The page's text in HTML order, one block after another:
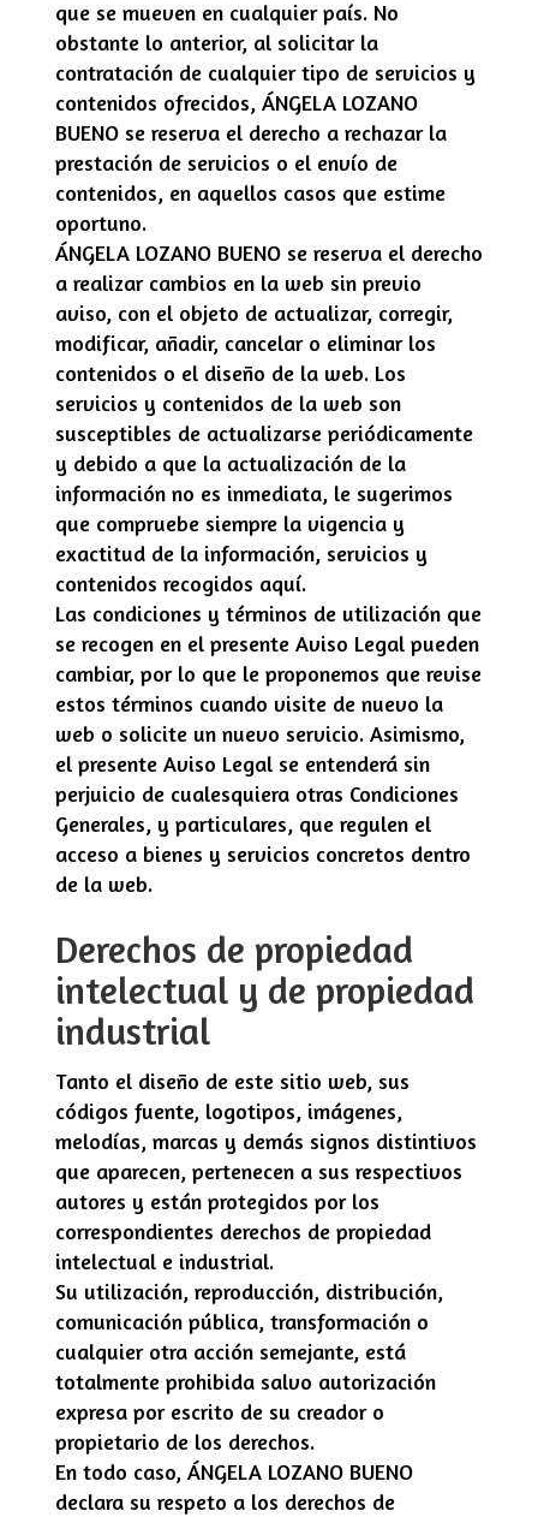
que se mueven en cualquier país. No
obstante lo anterior, al solicitar la
contratación de cualquier tipo de servicios y
contenidos ofrecidos, ÁNGELA LOZANO
BUENO se reserva el derecho a rechazar la
prestación de servicios o el envío de
contenidos, en aquellos casos que estime
oportuno.
ÁNGELA LOZANO BUENO se reserva el derecho
a realizar cambios en la web sin previo
aviso, con el objeto de actualizar, corregir,
modificar, añadir, cancelar o eliminar los
contenidos o el diseño de la web. Los
servicios y contenidos de la web son
susceptibles de actualizarse periódicamente
y debido a que la actualización de la
información no es inmediata, le sugerimos
que compruebe siempre la vigencia y
exactitud de la información, servicios y
contenidos recogidos aquí.
Las condiciones y términos de utilización que
se recogen en el presente Aviso Legal pueden
cambiar, por lo que le proponemos que revise
estos términos cuando visite de nuevo la
web o solicite un nuevo servicio. Asimismo,
el presente Aviso Legal se entenderá sin
perjuicio de cualesquiera otras Condiciones
Generales, y particulares, que regulen el
acceso a bienes y servicios concretos dentro
de la web.
Derechos de propiedad
intelectual y de propiedad
industrial
Tanto el diseño de este sitio web, sus
códigos fuente, logotipos, imágenes,
melodías, marcas y demás signos distintivos
que aparecen, pertenecen a sus respectivos
autores y están protegidos por los
correspondientes derechos de propiedad
intelectual e industrial.
Su utilización, reproducción, distribución,
comunicación pública, transformación o
cualquier otra acción semejante, está
totalmente prohibida salvo autorización
expresa por escrito de su creador o
propietario de los derechos.
En todo caso, ÁNGELA LOZANO BUENO
declara su respeto a los derechos de